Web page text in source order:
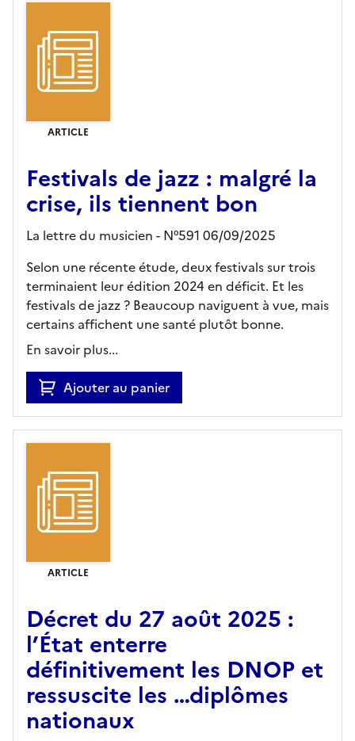
ARTICLE
Festivals de jazz : malgré la
crise, ils tiennent bon
La lettre du musicien - N°591 06/09/2025
Selon une récente étude, deux festivals sur trois
terminaient leur édition 2024 en déficit. Et les
festivals de jazz ? Beaucoup naviguent à vue, mais
certains affichent une santé plutôt bonne.
En savoir plus...
Ajouter au panier
ARTICLE
Décret du 27 août 2025 :
l’État enterre
définitivement les DNOP et
ressuscite les …diplômes
nationaux